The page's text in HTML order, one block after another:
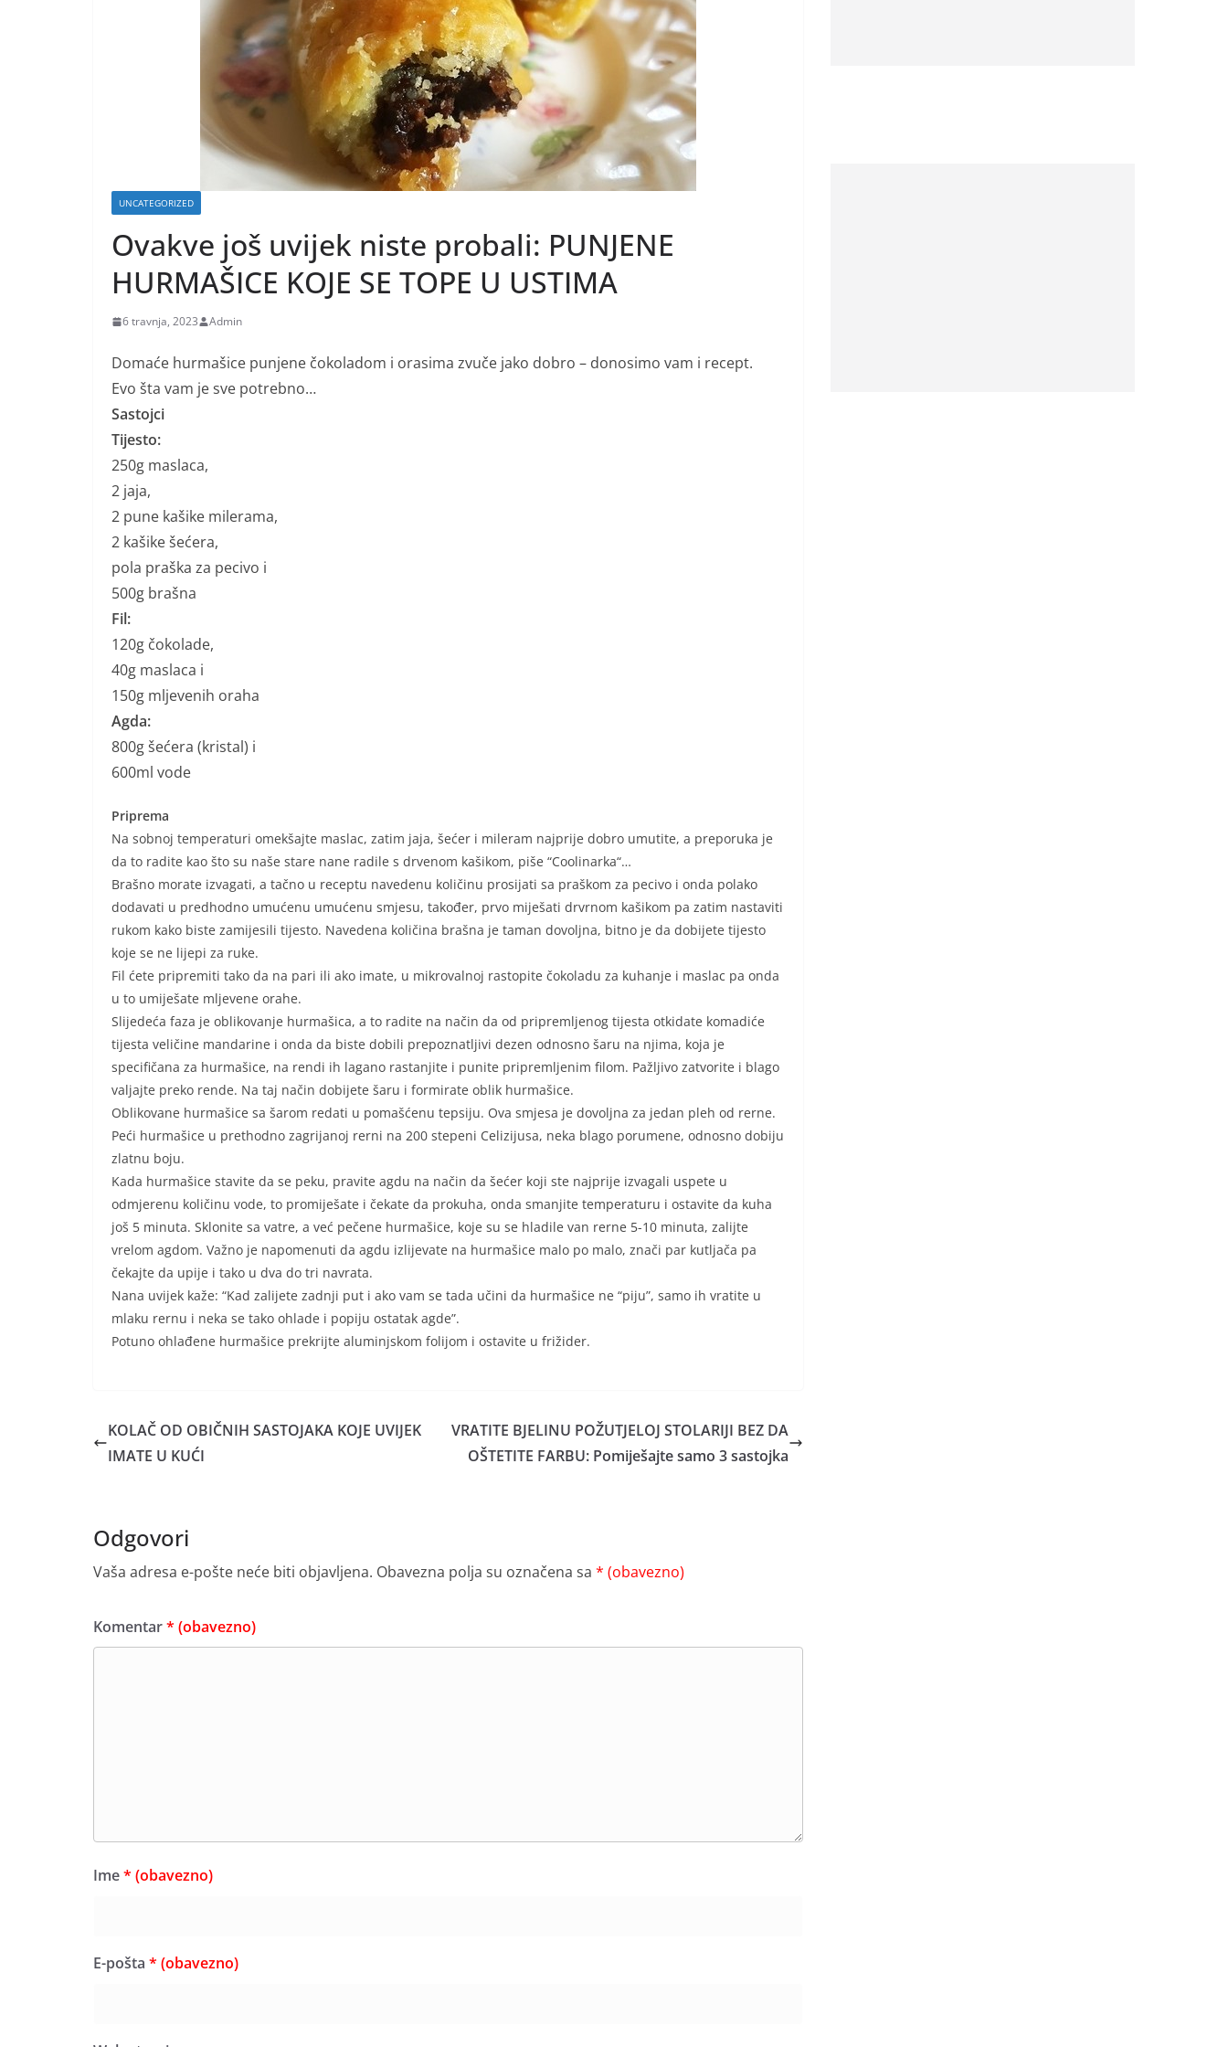
UNCATEGORIZED
Ovakve još uvijek niste probali: PUNJENE
HURMAŠICE KOJE SE TOPE U USTIMA
6 travnja, 2023 Admin
Domaće hurmašice punjene čokoladom i orasima zvuče jako dobro – donosimo vam i recept.
Evo šta vam je sve potrebno…
Sastojci
Tijesto:
250g maslaca,
2 jaja,
2 pune kašike milerama,
2 kašike šećera,
pola praška za pecivo i
500g brašna
Fil:
120g čokolade,
40g maslaca i
150g mljevenih oraha
Agda:
800g šećera (kristal) i
600ml vode
Priprema
Na sobnoj temperaturi omekšajte maslac, zatim jaja, šećer i mileram najprije dobro umutite, a preporuka je
da to radite kao što su naše stare nane radile s drvenom kašikom, piše “Coolinarka“…
Brašno morate izvagati, a tačno u receptu navedenu količinu prosijati sa praškom za pecivo i onda polako
dodavati u predhodno umućenu umućenu smjesu, također, prvo miješati drvrnom kašikom pa zatim nastaviti
rukom kako biste zamijesili tijesto. Navedena količina brašna je taman dovoljna, bitno je da dobijete tijesto
koje se ne lijepi za ruke.
Fil ćete pripremiti tako da na pari ili ako imate, u mikrovalnoj rastopite čokoladu za kuhanje i maslac pa onda
u to umiješate mljevene orahe.
Slijedeća faza je oblikovanje hurmašica, a to radite na način da od pripremljenog tijesta otkidate komadiće
tijesta veličine mandarine i onda da biste dobili prepoznatljivi dezen odnosno šaru na njima, koja je
specifičana za hurmašice, na rendi ih lagano rastanjite i punite pripremljenim filom. Pažljivo zatvorite i blago
valjajte preko rende. Na taj način dobijete šaru i formirate oblik hurmašice.
Oblikovane hurmašice sa šarom redati u pomašćenu tepsiju. Ova smjesa je dovoljna za jedan pleh od rerne.
Peći hurmašice u prethodno zagrijanoj rerni na 200 stepeni Celizijusa, neka blago porumene, odnosno dobiju
zlatnu boju.
Kada hurmašice stavite da se peku, pravite agdu na način da šećer koji ste najprije izvagali uspete u
odmjerenu količinu vode, to promiješate i čekate da prokuha, onda smanjite temperaturu i ostavite da kuha
još 5 minuta. Sklonite sa vatre, a već pečene hurmašice, koje su se hladile van rerne 5-10 minuta, zalijte
vrelom agdom. Važno je napomenuti da agdu izlijevate na hurmašice malo po malo, znači par kutljača pa
čekajte da upije i tako u dva do tri navrata.
Nana uvijek kaže: “Kad zalijete zadnji put i ako vam se tada učini da hurmašice ne “piju”, samo ih vratite u
mlaku rernu i neka se tako ohlade i popiju ostatak agde”.
Potuno ohlađene hurmašice prekrijte aluminjskom folijom i ostavite u frižider.
KOLAČ OD OBIČNIH SASTOJAKA KOJE UVIJEK
IMATE U KUĆI
VRATITE BJELINU POŽUTJELOJ STOLARIJI BEZ DA
OŠTETITE FARBU: Pomiješajte samo 3 sastojka
Odgovori
Vaša adresa e-pošte neće biti objavljena. Obavezna polja su označena sa * (obavezno)
Komentar* (obavezno)
Ime* (obavezno)
E-pošta * (obavezno)